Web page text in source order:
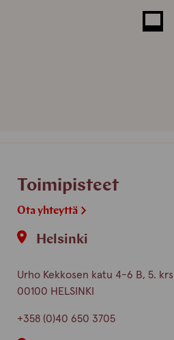
Toimipisteet
Ota yhteyttä
Helsinki
Urho Kekkosen katu 4-6 B, 5. krs
00100 HELSINKI
+358 (0)40 650 3705